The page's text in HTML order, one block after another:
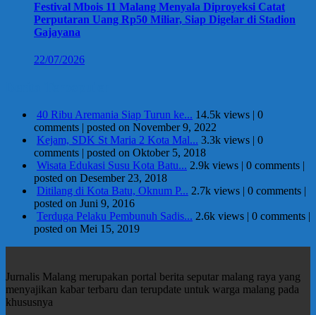
Festival Mbois 11 Malang Menyala Diproyeksi Catat
Perputaran Uang Rp50 Miliar, Siap Digelar di Stadion
Gajayana
22/07/2026
40 Ribu Aremania Siap Turun ke... 14.5k views | 0
comments | posted on November 9, 2022
Kejam, SDK St Maria 2 Kota Mal... 3.3k views | 0
comments | posted on Oktober 5, 2018
Wisata Edukasi Susu Kota Batu... 2.9k views | 0 comments |
posted on Desember 23, 2018
Ditilang di Kota Batu, Oknum P... 2.7k views | 0 comments |
posted on Juni 9, 2016
Terduga Pelaku Pembunuh Sadis... 2.6k views | 0 comments |
posted on Mei 15, 2019
Jurnalis Malang merupakan portal berita seputar malang raya yang
menyajikan kabar terbaru dan terupdate untuk warga malang pada
khususnya